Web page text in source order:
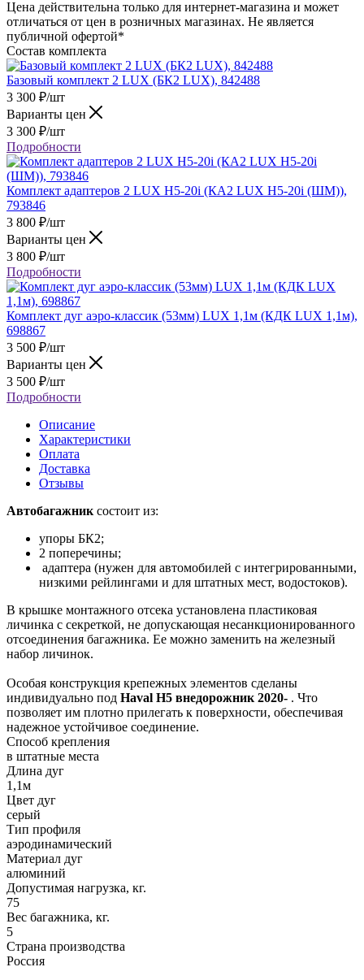
Цена действительна только для интернет-магазина и может
отличаться от цен в розничных магазинах. Не является
публичной офертой*
Состав комплекта
Базовый комплект 2 LUX (БК2 LUX), 842488
3 300 ₽/шт
Варианты цен
3 300 ₽/шт
Подробности
Комплект адаптеров 2 LUX H5-20i (КА2 LUX H5-20i (ШМ)),
793846
3 800 ₽/шт
Варианты цен
3 800 ₽/шт
Подробности
Комплект дуг аэро-классик (53мм) LUX 1,1м (КДК LUX 1,1м),
698867
3 500 ₽/шт
Варианты цен
3 500 ₽/шт
Подробности
Описание
Характеристики
Оплата
Доставка
Отзывы
Автобагажник состоит из:
упоры БК2;
2 поперечины;
адаптера (нужен для автомобилей с интегрированными,
низкими рейлингами и для штатных мест, водостоков).
В крышке монтажного отсека установлена пластиковая
личинка с секреткой, не допускающая несанкционированного
отсоединения багажника. Ее можно заменить на железный
набор личинок.
Особая конструкция крепежных элементов сделаны
индивидуально под Haval H5 внедорожник 2020- . Что
позволяет им плотно прилегать к поверхности, обеспечивая
надежное устойчивое соединение.
Способ крепления
в штатные места
Длина дуг
1,1м
Цвет дуг
серый
Тип профиля
аэродинамический
Материал дуг
алюминий
Допустимая нагрузка, кг.
75
Вес багажника, кг.
5
Страна производства
Россия